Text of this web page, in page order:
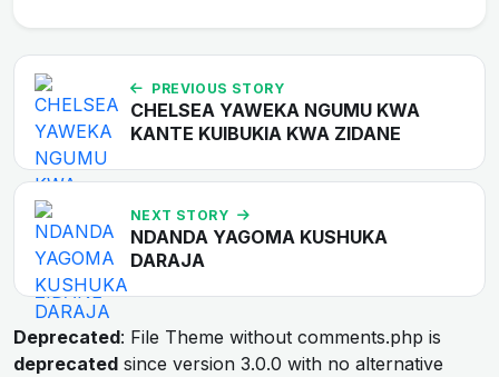
PREVIOUS STORY
CHELSEA YAWEKA NGUMU KWA
KANTE KUIBUKIA KWA ZIDANE
NEXT STORY
NDANDA YAGOMA KUSHUKA
DARAJA
Deprecated: File Theme without comments.php is
deprecated since version 3.0.0 with no alternative